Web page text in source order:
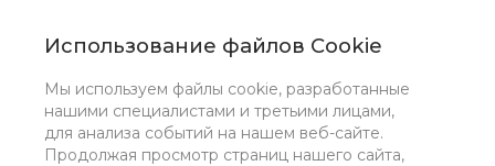
Использование файлов Cookie
Мы используем файлы cookie, разработанные
нашими специалистами и третьими лицами,
для анализа событий на нашем веб-сайте.
Продолжая просмотр страниц нашего сайта,
zakaz@ogk-opora.ru
г. Москва, г. Москва, ул. 7-я Парковая, 24